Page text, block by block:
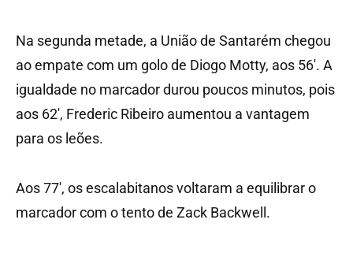
Na segunda metade, a União de Santarém chegou
ao empate com um golo de Diogo Motty, aos 56′. A
igualdade no marcador durou poucos minutos, pois
aos 62′, Frederic Ribeiro aumentou a vantagem
para os leões.
Aos 77′, os escalabitanos voltaram a equilibrar o
marcador com o tento de Zack Backwell.